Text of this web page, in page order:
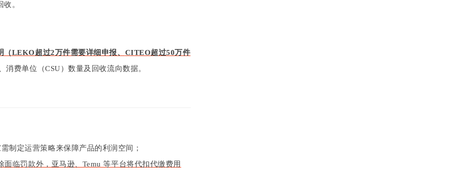
。
（LEKO超过2万件需要详细申报、 CITEO超过50万件
消费单位（CSU）数量及回收流向数据。
制定运营策略来保障产品的利润空间；
面临罚款外，亚马逊、Temu 等平台将代扣代缴费用